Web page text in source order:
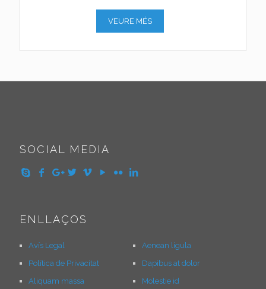
VEURE MÉS
SOCIAL MEDIA
ENLLAÇOS
Avís Legal
Política de Privacitat
Aliquam massa
Aenean ligula
Dapibus at dolor
Molestie id